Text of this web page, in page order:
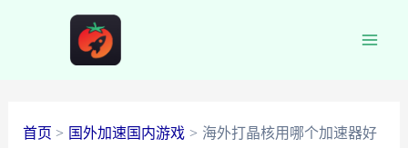
首页 国外加速国内游戏 海外打晶核用哪个加速器好